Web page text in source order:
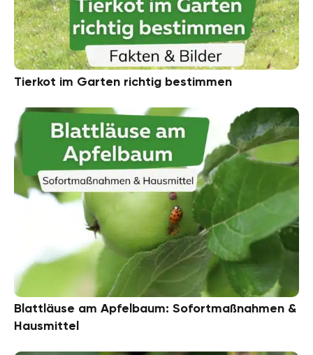
Tierkot im Garten richtig bestimmen
Blattläuse am Apfelbaum: Sofortmaßnahmen &
Hausmittel